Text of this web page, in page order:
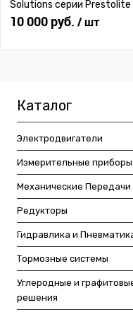
Solutions серии Prestolite
10 000 руб. / шт
Каталог
Электродвигатели
Измерительные приборы
Механические Передачи
Редукторы
Гидравлика и
Тормозные системы
Углеродные и
решения